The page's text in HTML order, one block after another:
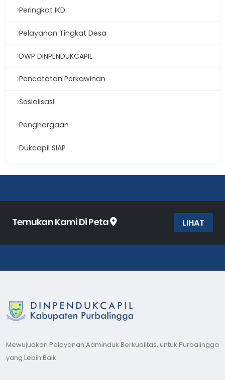
Peringkat IKD
Pelayanan Tingkat Desa
DWP DINPENDUKCAPIL
Pencatatan Perkawinan
Sosialisasi
Penghargaan
Dukcapil SIAP
Temukan Kami Di Peta LIHAT
Mewujudkan Pelayanan Adminduk Berkualitas, untuk Purbalingga
yang Lebih Baik